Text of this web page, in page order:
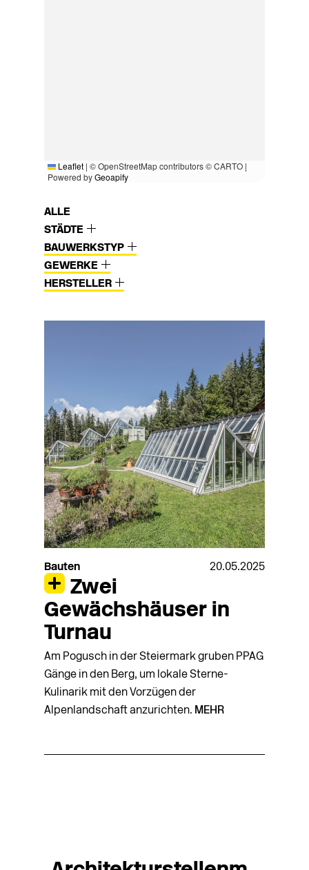
Leaflet | © OpenStreetMap contributors © CARTO |
Powered byGeoapify
ALLE
STÄDTE
BAUWERKSTYP
GEWERKE
HERSTELLER
Bauten 20.05.2025
Zwei
Gewächshäuser in
Turnau
Am Pogusch in der Steiermark gruben PPAG
Gänge in den Berg, um lokale Sterne-
Kulinarik mit den Vorzügen der
Alpenlandschaft anzurichten. MEHR